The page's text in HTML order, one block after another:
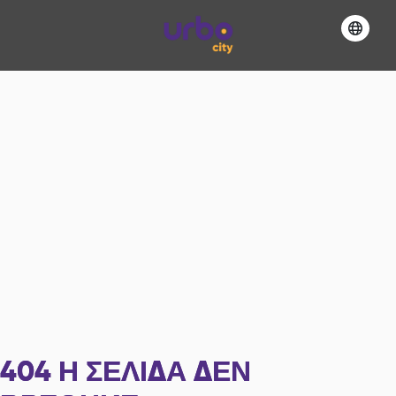
404 Η ΣΕΛΊΔΑ ΔΕΝ